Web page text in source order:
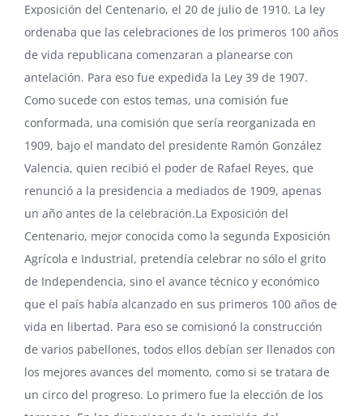
Exposición del Centenario, el 20 de julio de 1910. La ley
ordenaba que las celebraciones de los primeros 100 años
de vida republicana comenzaran a planearse con
antelación. Para eso fue expedida la Ley 39 de 1907.
Como sucede con estos temas, una comisión fue
conformada, una comisión que sería reorganizada en
1909, bajo el mandato del presidente Ramón González
Valencia, quien recibió el poder de Rafael Reyes, que
renunció a la presidencia a mediados de 1909, apenas
un año antes de la celebración.La Exposición del
Centenario, mejor conocida como la segunda Exposición
Agrícola e Industrial, pretendía celebrar no sólo el grito
de Independencia, sino el avance técnico y económico
que el país había alcanzado en sus primeros 100 años de
vida en libertad. Para eso se comisionó la construcción
de varios pabellones, todos ellos debían ser llenados con
los mejores avances del momento, como si se tratara de
un circo del progreso. Lo primero fue la elección de los